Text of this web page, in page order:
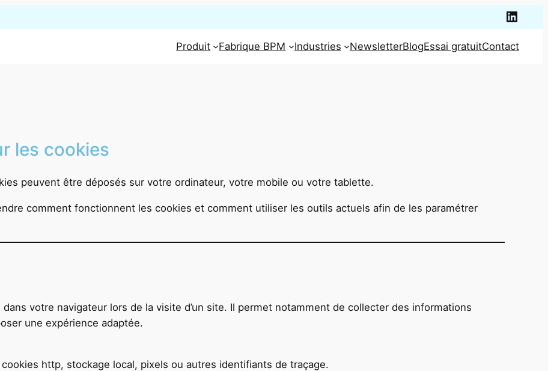
Produit Fabrique BPM Industries NewsletterBlogEssai gratuitContact
les cookies
peuvent être déposés sur votre ordinateur, votre mobile ou votre tablette.
comment fonctionnent les cookies et comment utiliser les outils actuels afin de les paramétrer
votre navigateur lors de la visite d’un site. Il permet notamment de collecter des informations
une expérience adaptée.
http, stockage local, pixels ou autres identifiants de traçage.